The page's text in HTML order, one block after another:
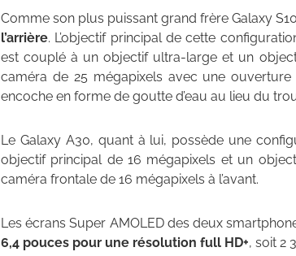
Comme son plus puissant grand frère Galaxy
l’arrière. L’objectif principal de cette
est couplé à un objectif ultra-large et un
caméra de 25 mégapixels avec une
encoche en forme de goutte d’eau au lieu du
Le Galaxy A30, quant à lui, possède une
objectif principal de 16 mégapixels et un
caméra frontale de 16 mégapixels à l’avant.
Les écrans Super AMOLED des deux
6,4 pouces pour une résolution full HD+, soit 2